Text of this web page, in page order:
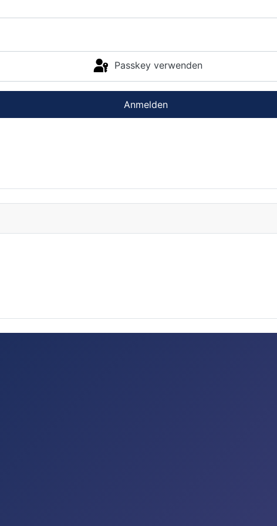
Passkey verwenden
Anmelden